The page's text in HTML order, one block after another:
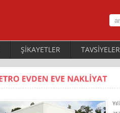
ŞİKAYETLER TAVSİYELER